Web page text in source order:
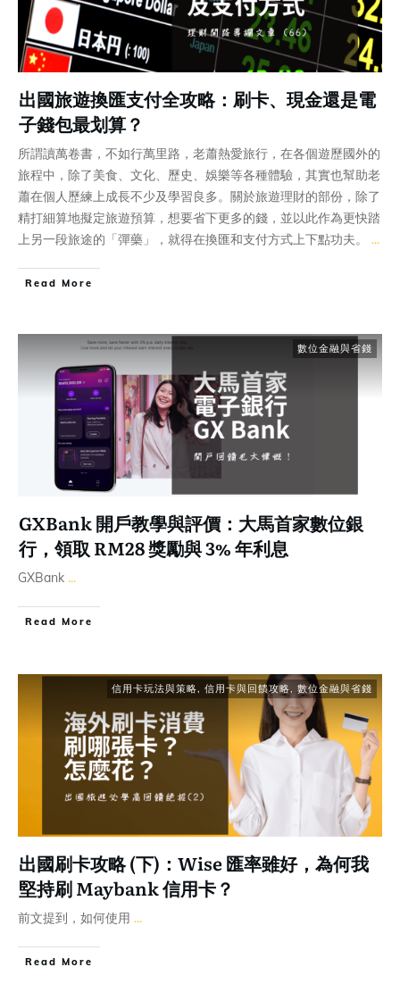
出國旅遊換匯支付全攻略：刷卡、現金還是電
子錢包最划算？
所謂讀萬卷書，不如行萬里路，老蕭熱愛旅行，在各個遊歷國外的
旅程中，除了美食、文化、歷史、娛樂等各種體驗，其實也幫助老
蕭在個人歷練上成長不少及學習良多。關於旅遊理財的部份，除了
精打細算地擬定旅遊預算，想要省下更多的錢，並以此作為更快踏
上另一段旅途的「彈藥」，就得在換匯和支付方式上下點功夫。 ...
Read More
數位金融與省錢
GXBank 開戶教學與評價：大馬首家數位銀
行，領取 RM28 獎勵與 3% 年利息
GXBank ...
Read More
信用卡玩法與策略, 信用卡與回饋攻略, 數位金融與省錢
出國刷卡攻略 (下)：Wise 匯率雖好，為何我
堅持刷 Maybank 信用卡？
前文提到，如何使用 ...
Read More